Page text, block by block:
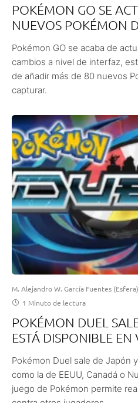
POKÉMON GO SE
NUEVOS POKÉMON
Pokémon GO se acaba de
cambios a nivel de interfaz,
de añadir más de 80 nuevos
capturar.
M. Alejandro W. García Fuentes (Esfera)
1 Minuto de lectura
POKÉMON DUEL
ESTÁ DISPONIBLE EN
Pokémon Duel sale de Japón
como la de EEUU, Canadá o
juego de Pokémon permite